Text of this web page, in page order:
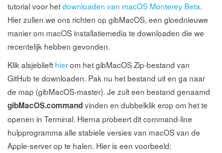
tutorial voor hetdownloaden van macOS Monterey Beta.
Hier zullen we ons richten op gibMacOS, een gloednieuwe
manier om macOS installatiemedia te downloaden die we
recentelijk hebben gevonden.
Klik alsjeblieft hierom het gibMacOS Zip-bestand van
GitHub te downloaden. Pak nu het bestand uit en ga naar
de map (gibMacOS-master). Je zult een bestand genaamd
gibMacOS.commandvinden en dubbelklik erop om het te
openen in Terminal. Hierna probeert dit command-line
hulpprogramma alle stabiele versies van macOS van de
Apple-server op te halen. Hier is een voorbeeld: